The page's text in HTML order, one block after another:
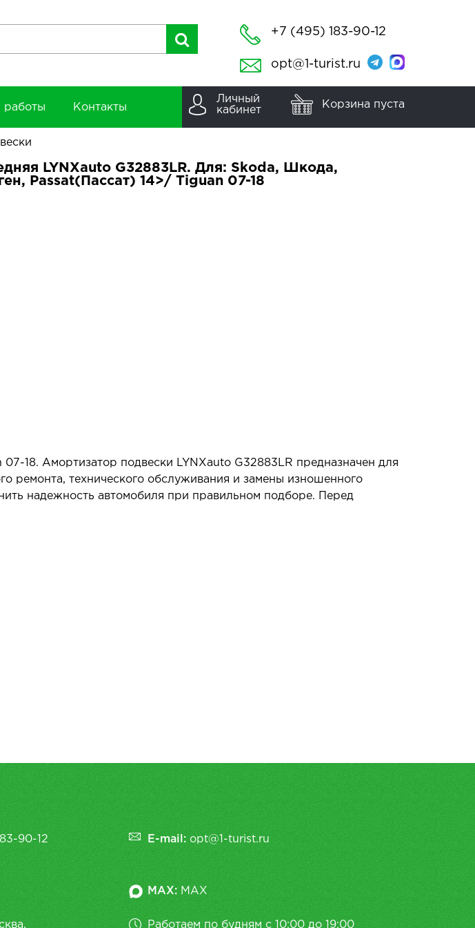
+7 (495) 183-90-12
opt@1-turist.ru
работы Контакты
Личный
кабинет
Корзина пуста
LYNXauto G32883LR. Для: Skoda, Шкода,
Passat(Пассат) 14>/ Tiguan 07-18
18. Амортизатор подвески LYNXauto G32883LR предназначен для
ремонта, технического обслуживания и замены изношенного
надежность автомобиля при правильном подборе. Перед
90-12 E-mail: opt@1-turist.ru
MAX: MAX
Работаем по будням с 10:00 до 19:00